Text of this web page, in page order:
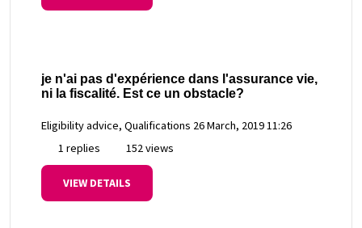
je n'ai pas d'expérience dans l'assurance vie,
ni la fiscalité. Est ce un obstacle?
Eligibility advice, Qualifications 26 March, 2019 11:26
1 replies
152 views
VIEW DETAILS